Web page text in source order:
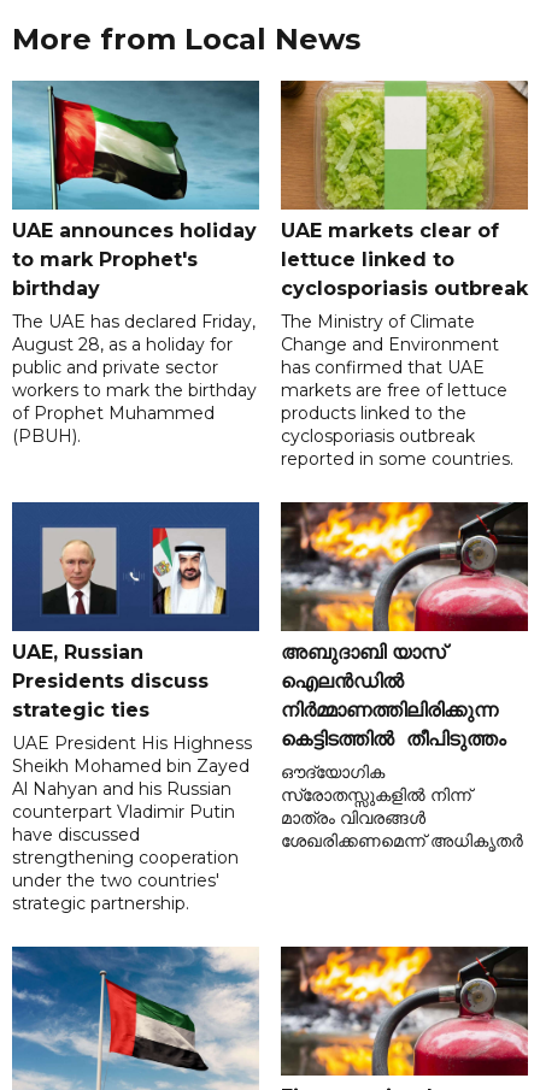
More from Local News
UAE announces holiday
to mark Prophet's
birthday
The UAE has declared Friday,
August 28, as a holiday for
public and private sector
workers to mark the birthday
of Prophet Muhammed
(PBUH).
UAE markets clear of
lettuce linked to
cyclosporiasis outbreak
The Ministry of Climate
Change and Environment
has confirmed that UAE
markets are free of lettuce
products linked to the
cyclosporiasis outbreak
reported in some countries.
UAE, Russian
Presidents discuss
strategic ties
UAE President His Highness
Sheikh Mohamed bin Zayed
Al Nahyan and his Russian
counterpart Vladimir Putin
have discussed
strengthening cooperation
under the two countries'
strategic partnership.
അബുദാബി യാസ്
ഐലൻഡിൽ
നിർമ്മാണത്തിലിരിക്കുന്ന
കെട്ടിടത്തിൽ തീപിടുത്തം
ഔദ്യോഗിക
സ്രോതസ്സുകളിൽ നിന്ന്
മാത്രം വിവരങ്ങൾ
ശേഖരിക്കണമെന്ന് അധികൃതർ